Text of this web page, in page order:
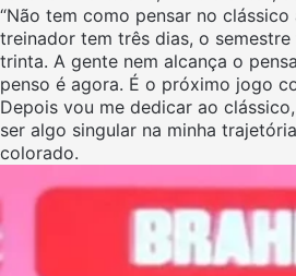
“Não tem como pensar no clássico
treinador tem três dias, o
trinta. A gente nem alcança o
penso é agora. É o próximo jogo
Depois vou me dedicar ao
ser algo singular na minha
colorado.